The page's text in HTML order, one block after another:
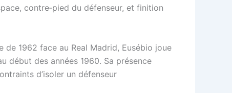
contre‑pied du défenseur, et finition
1962 face au Real Madrid, Eusébio joue
début des années 1960. Sa présence
d’isoler un défenseur